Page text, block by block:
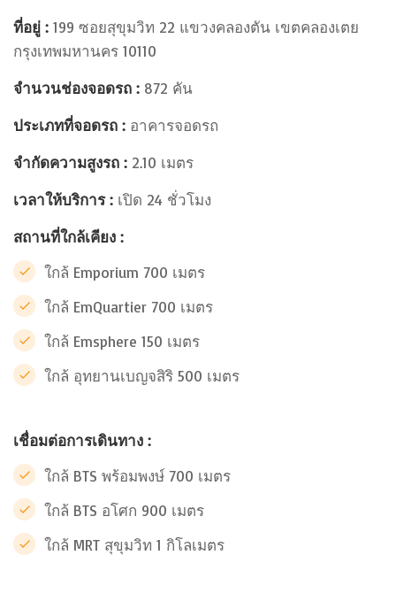
ที่อยู่ : 199 ซอยสุขุมวิท 22 แขวงคลองตัน เขตคลองเตย
กรุงเทพมหานคร 10110
จำนวนช่องจอดรถ : 872 คัน
ประเภทที่จอดรถ : อาคารจอดรถ
จำกัดความสูงรถ : 2.10 เมตร
เวลาให้บริการ : เปิด 24 ชั่วโมง
สถานที่ใกล้เคียง :
ใกล้ Emporium 700 เมตร
ใกล้ EmQuartier 700 เมตร
ใกล้ Emsphere 150 เมตร
ใกล้ อุทยานเบญจสิริ 500 เมตร
เชื่อมต่อการเดินทาง :
ใกล้ BTS พร้อมพงษ์ 700 เมตร
ใกล้ BTS อโศก 900 เมตร
ใกล้ MRT สุขุมวิท 1 กิโลเมตร